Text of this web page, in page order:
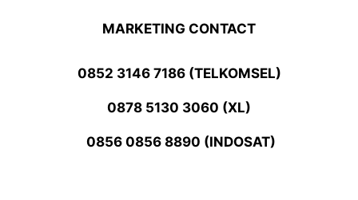
MARKETING CONTACT
0852 3146 7186 (TELKOMSEL)
0878 5130 3060 (XL)
0856 0856 8890 (INDOSAT)